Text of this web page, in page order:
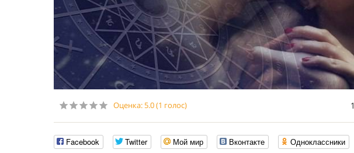
Оценка:5.0(1 голос)
Facebook Twitter Мой мир Вконтакте Одноклассники